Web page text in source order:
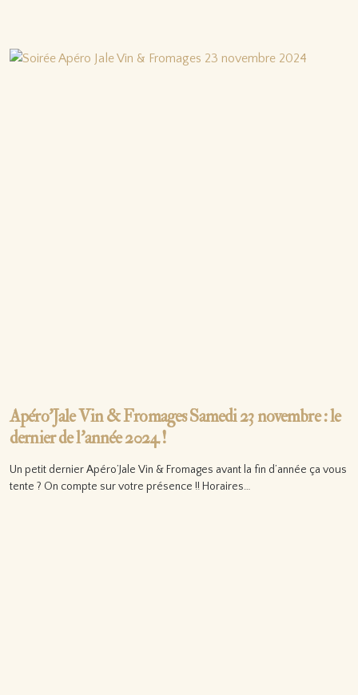
Apéro’Jale Vin & Fromages Samedi 23 novembre : le
dernier de l’année 2024 !
Un petit dernier Apéro’Jale Vin & Fromages avant la fin d’année ça vous
tente ? On compte sur votre présence !! Horaires…